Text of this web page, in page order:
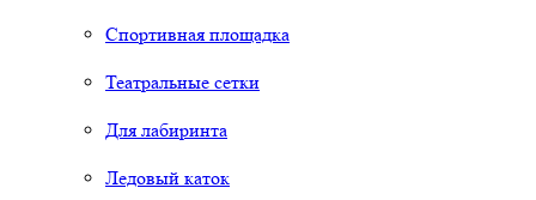
Спортивная площадка
Театральные сетки
Для лабиринта
Ледовый каток